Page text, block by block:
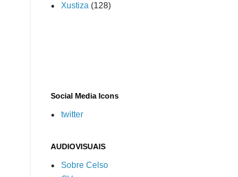
Xustiza (128)
Social Media Icons
twitter
AUDIOVISUAIS
Sobre Celso